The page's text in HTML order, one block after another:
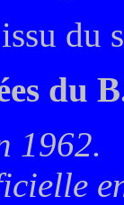
du
du
1962.